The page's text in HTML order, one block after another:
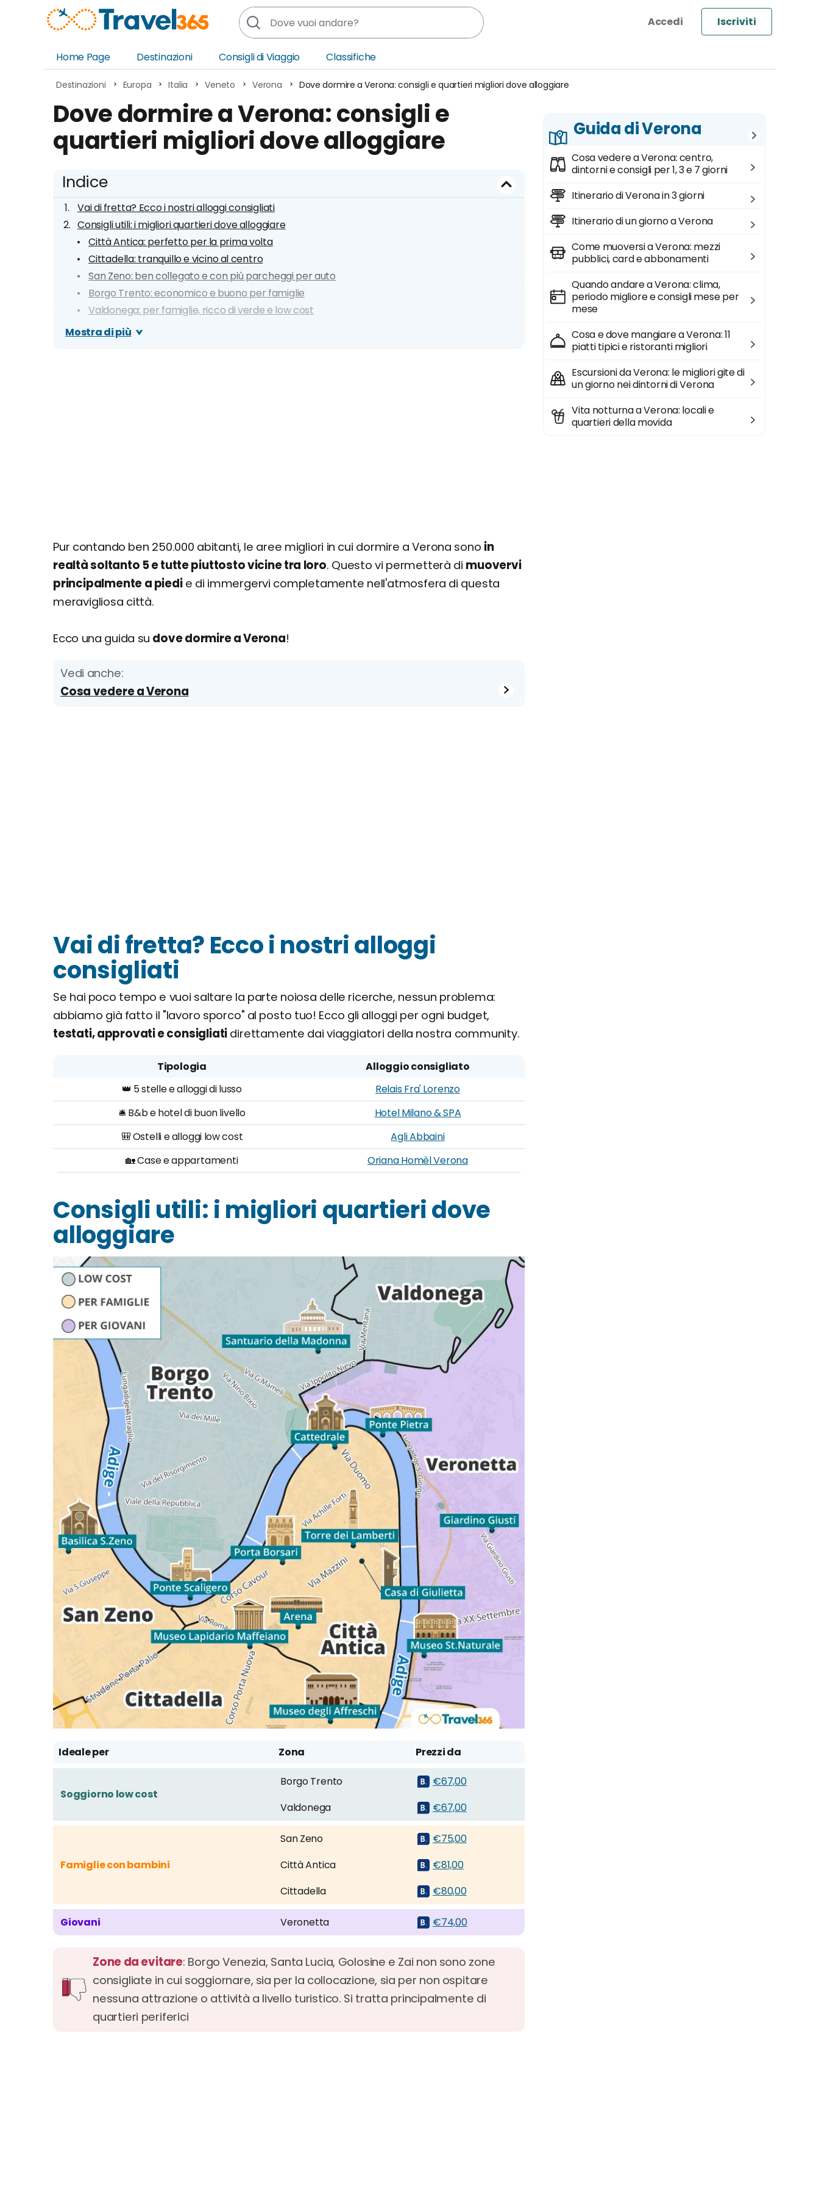
Iscriviti
Home Page
Destinazioni
Nord America
America Centrale
Sud America
Medio Oriente
Consigli di Viaggio Classifiche
Destinazioni Europa Italia Veneto Verona Dove dormire a Verona: consigli e quartieri migliori dove alloggiare
Dove dormire a Verona: consigli e
quartieri migliori dove alloggiare
Indice
Vai di fretta? Ecco i nostri alloggi consigliati
Consigli utili: i migliori quartieri dove alloggiare
Città Antica: perfetto per la prima volta
Cittadella: tranquillo e vicino al centro
San Zeno: ben collegato e con più parcheggi per auto
Borgo Trento: economico e buono per famiglie
Valdonega: per famiglie, ricco di verde e low cost
Veronetta: per giovani e movida
Mostra di più
Pur contando ben 250.000 abitanti, le aree migliori in cui dormire a Verona sono in
realtà soltanto 5 e tutte piuttosto vicine tra loro. Questo vi permetterà di muovervi
principalmente a piedie di immergervi completamente nell'atmosfera di questa
meravigliosa città.
Ecco una guida su dove dormire a Verona!
Vedi anche:
Cosa vedere a Verona
Vai di fretta? Ecco i nostri alloggi
consigliati
Se hai poco tempo e vuoi saltare la parte noiosa delle ricerche, nessun problema:
abbiamo già fatto il "lavoro sporco" al posto tuo! Ecco gli alloggi per ogni budget,
testati, approvati e consigliati direttamente dai viaggiatori della nostra community.
Tipologia
Alloggio consigliato
👑 5 stelle e alloggi di lusso
Relais Fra' Lorenzo
🛎️ B&b e hotel di buon livello
Hotel Milano & SPA
🎒 Ostelli e alloggi low cost
Agli Abbaini
🏡 Case e appartamenti
Oriana Homèl Verona
Consigli utili: i migliori quartieri dove
alloggiare
Ideale per Zona Prezzi da
Soggiorno low cost
Borgo Trento
€67,00
Valdonega
€67,00
Famiglie con bambini
San Zeno
€75,00
Città Antica
€81,00
Cittadella
€80,00
Giovani Veronetta €74,00
Zone da evitare: Borgo Venezia, Santa Lucia, Golosine e Zai non sono zone
consigliate in cui soggiornare, sia per la collocazione, sia per non ospitare
nessuna attrazione o attività a livello turistico. Si tratta principalmente di
quartieri periferici
Guida di Verona
Cosa vedere a Verona: centro,
dintorni e consigli per 1, 3 e 7 giorni
Itinerario di Verona in 3 giorni
Itinerario di un giorno a Verona
Come muoversi a Verona: mezzi
pubblici, card e abbonamenti
Quando andare a Verona: clima,
periodo migliore e consigli mese per
mese
Cosa e dove mangiare a Verona: 11
piatti tipici e ristoranti migliori
Escursioni da Verona: le migliori gite di
un giorno nei dintorni di Verona
Vita notturna a Verona: locali e
quartieri della movida